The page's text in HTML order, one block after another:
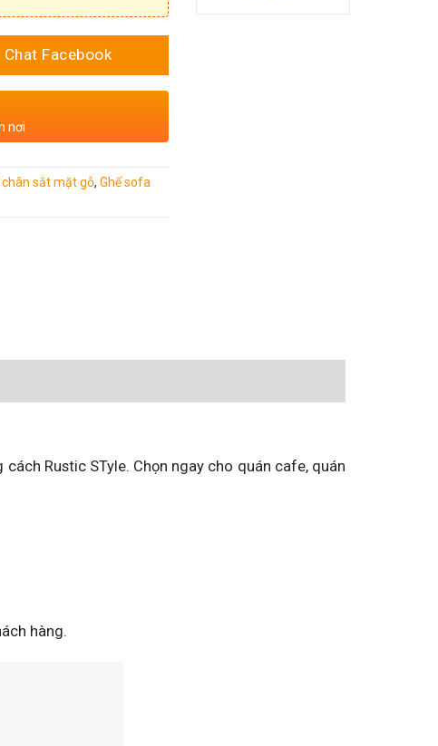
Chat Facebook
nơi
chân sắt mặt gỗ, Ghế sofa
Rustic STyle. Chọn ngay cho quán cafe, quán
hàng.